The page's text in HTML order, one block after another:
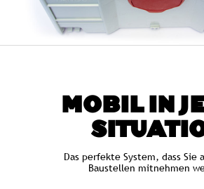
MOBIL IN
Das perfekte System, dass Sie
Baustellen mitnehmen